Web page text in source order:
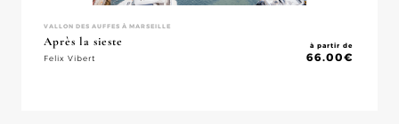
VALLON DES AUFFES À MARSEILLE
Après la sieste
Felix Vibert
à partir de
66.00€